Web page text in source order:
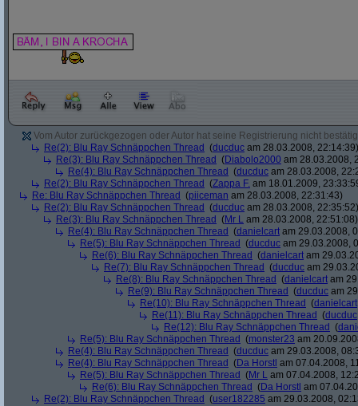
Vom Autor zurückgezogen oder Autor hat seine Registrierung nicht
Re(2): Blu Ray Schnäppchen Thread (ducduc am 28.03.2008, 22:14:39)
Re(3): Blu Ray Schnäppchen Thread (Diabolo2000 am 28.03.2008,
Re(4): Blu Ray Schnäppchen Thread (ducduc am 28.03.2008,
Re(2): Blu Ray Schnäppchen Thread (Zappa F. am 18.01.2009,
Re: Blu Ray Schnäppchen Thread (piiceman am 28.03.2008, 22:31:43)
Re(2): Blu Ray Schnäppchen Thread (ducduc am 28.03.2008, 22:35:52)
Re(3): Blu Ray Schnäppchen Thread (Mr L am 28.03.2008, 22:51:08)
Re(4): Blu Ray Schnäppchen Thread (danielcart am 29.03.2008,
Re(5): Blu Ray Schnäppchen Thread (ducduc am 29.03.2008,
Re(6): Blu Ray Schnäppchen Thread (danielcart am
Re(7): Blu Ray Schnäppchen Thread (ducduc am
Re(8): Blu Ray Schnäppchen Thread (danielcart am
Re(9): Blu Ray Schnäppchen Thread (ducduc am
Re(10): Blu Ray Schnäppchen Thread (danielcart
Re(11): Blu Ray Schnäppchen Thread (ducduc
Re(12): Blu Ray Schnäppchen Thread (
Re(5): Blu Ray Schnäppchen Thread (monster23 am
Re(4): Blu Ray Schnäppchen Thread (ducduc am 29.03.2008,
Re(4): Blu Ray Schnäppchen Thread (Da Horstl am 07.04.2008,
Re(5): Blu Ray Schnäppchen Thread (Mr L am 07.04.2008,
Re(6): Blu Ray Schnäppchen Thread (Da Horstl am
Re(2): Blu Ray Schnäppchen Thread (user182285 am 29.03.2008,